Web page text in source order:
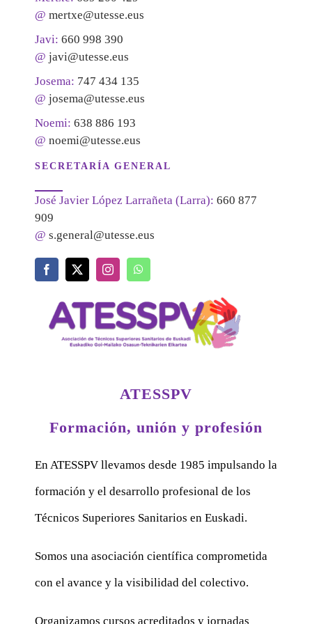
@ mertxe@utesse.eus
Javi: 660 998 390
@ javi@utesse.eus
Josema: 747 434 135
@ josema@utesse.eus
Noemi: 638 886 193
@ noemi@utesse.eus
SECRETARÍA GENERAL
José Javier López Larrañeta (Larra): 660 877
909
@ s.general@utesse.eus
ATESSPV
Formación, unión y profesión
En ATESSPV llevamos desde 1985 impulsando la
formación y el desarrollo profesional de los
Técnicos Superiores Sanitarios en Euskadi.
Somos una asociación científica comprometida
con el avance y la visibilidad del colectivo.
Organizamos cursos acreditados y jornadas